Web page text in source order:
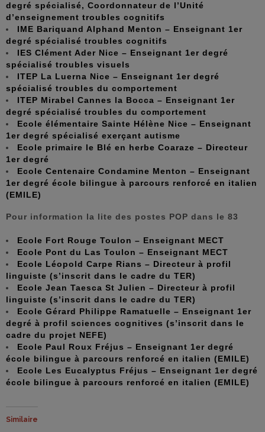
degré spécialisé, Coordonnateur de l’Unité
d’enseignement troubles cognitifs
IME Bariquand Alphand Menton – Enseignant 1er
degré spécialisé troubles cognitifs
IES Clément Ader Nice – Enseignant 1er degré
spécialisé troubles visuels
ITEP La Luerna Nice – Enseignant 1er degré
spécialisé troubles du comportement
ITEP Mirabel Cannes la Bocca – Enseignant 1er
degré spécialisé troubles du comportement
Ecole élémentaire Sainte Hélène Nice – Enseignant
1er degré spécialisé exerçant autisme
Ecole primaire le Blé en herbe Coaraze – Directeur
1er degré
Ecole Centenaire Condamine Menton – Enseignant
1er degré école bilingue à parcours renforcé en italien
(EMILE)
Pour information la lite des postes POP dans le 83
Ecole Fort Rouge Toulon – Enseignant MECT
Ecole Pont du Las Toulon – Enseignant MECT
Ecole Léopold Carpe Rians – Directeur à profil
linguiste (s’inscrit dans le cadre du TER)
Ecole Jean Taesca St Julien – Directeur à profil
linguiste (s’inscrit dans le cadre du TER)
Ecole Gérard Philippe Ramatuelle – Enseignant 1er
degré à profil sciences cognitives (s’inscrit dans le
cadre du projet NEFE)
Ecole Paul Roux Fréjus – Enseignant 1er degré
école bilingue à parcours renforcé en italien (EMILE)
Ecole Les Eucalyptus Fréjus – Enseignant 1er degré
école bilingue à parcours renforcé en italien (EMILE)
Similaire